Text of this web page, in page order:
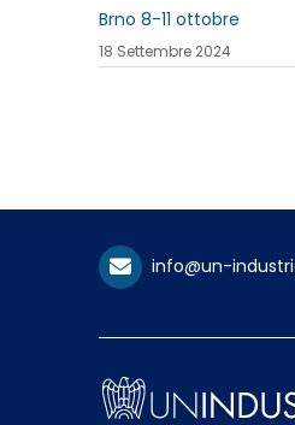
Brno 8-11 ottobre
18 Settembre 2024
info@un-